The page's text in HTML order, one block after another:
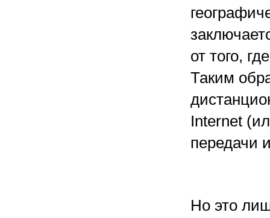
от того,
Таким
Internet
передачи
Но это